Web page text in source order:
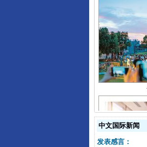
中文国际新闻
发表感言：